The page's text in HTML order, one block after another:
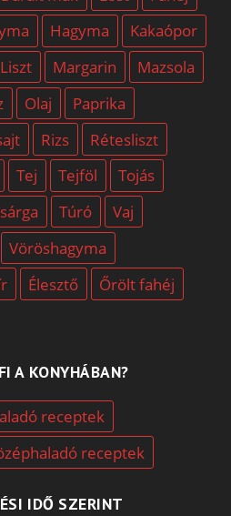
Hagyma
Kakaópor
Liszt Margarin
Mazsola
Olaj
Paprika
Rizs
Rétesliszt
Tej Tejföl
Tojás
Túró
Vaj
Vöröshagyma
Élesztő
Őrölt fahéj
A KONYHÁBAN?
receptek
receptek
IDŐ SZERINT